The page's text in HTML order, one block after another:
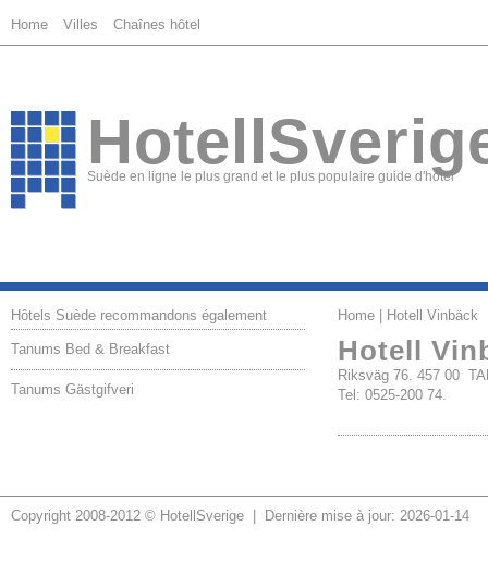
Home Villes Chaînes hôtel
Suède en ligne le plus grand et le plus populaire guide d'hôtel
Hôtels Suède recommandons également
Tanums Bed & Breakfast
Tanums Gästgifveri
Home | Hotell Vinbäck
Hotell
Riksväg 76. 457 00
Tel: 0525-200 74.
Copyright 2008-2012 © HotellSverige | Dernière mise à jour: 2026-01-14